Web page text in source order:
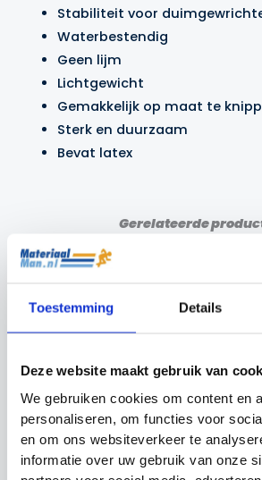
Toestemming Details
Deze website maakt gebruik van
We gebruiken cookies om content en
personaliseren, om functies voor
en om ons websiteverkeer te
informatie over uw gebruik van onze
Stabiliteit voor
Waterbestendig
Geen lijm
Lichtgewicht
Gemakkelijk op maat te
Sterk en duurzaam
Bevat latex
Gerelateerde
Pupil van de week
voetbal 3.0